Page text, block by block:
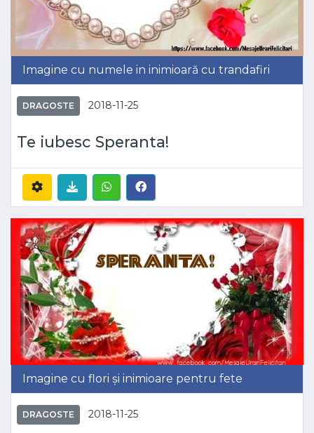
Imagine cu numele in inimioară cu trandafiri
DRAGOSTE 2018-11-25
Te iubesc Speranta!
Imagine cu flori și inimioare pentru fete
DRAGOSTE 2018-11-25